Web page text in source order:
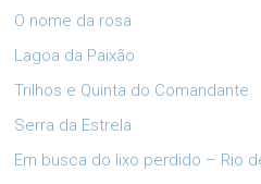
O nome da rosa
Lagoa da Paixão
Trilhos e Quinta do Comandante
Serra da Estrela
Em busca do lixo perdido – Rio